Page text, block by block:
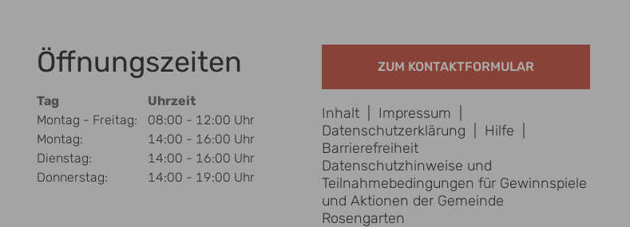
Öffnungszeiten
Tag
Uhrzeit
Montag - Freitag:
08:00 - 12:00 Uhr
Montag:
14:00 - 16:00 Uhr
Dienstag:
14:00 - 16:00 Uhr
Donnerstag:
14:00 - 19:00 Uhr
ZUM KONTAKTFORMULAR
Inhalt Impressum
Datenschutzerklärung
Hilfe
Barrierefreiheit
Datenschutzhinweise und
Teilnahmebedingungen für Gewinnspiele
und Aktionen der Gemeinde
Rosengarten